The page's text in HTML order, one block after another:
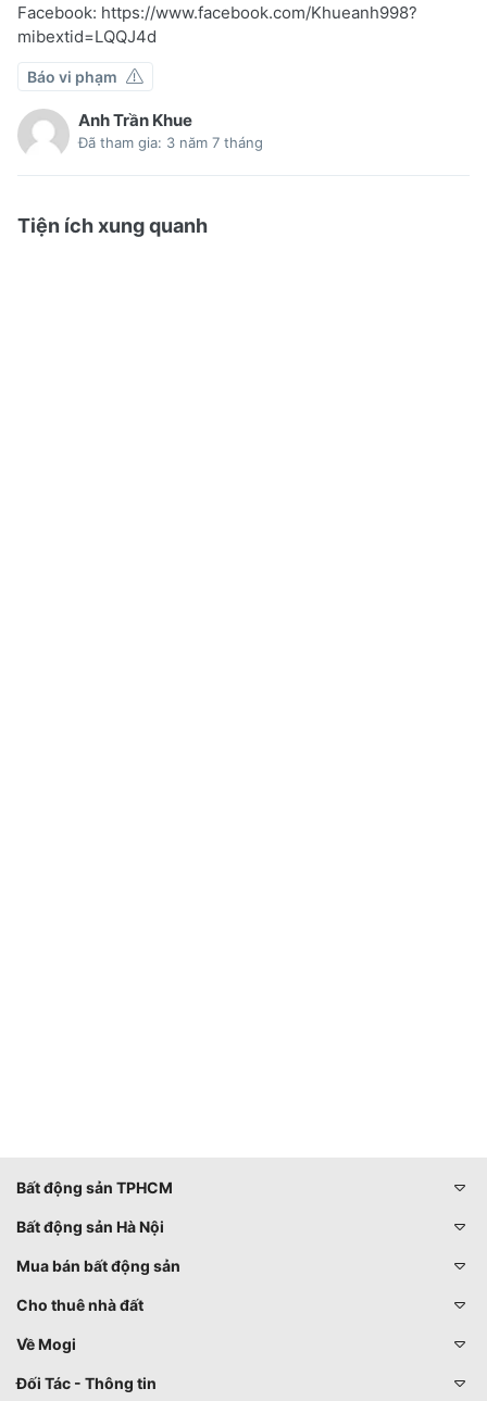
Facebook: https://www.facebook.com/Khueanh998?
mibextid=LQQJ4d
Báo vi phạm
Anh Trần Khue
Đã tham gia: 3 năm 7 tháng
Tiện ích xung quanh
Bất động sản TPHCM
Bất động sản Hà Nội
Mua bán bất động sản
Cho thuê nhà đất
Về Mogi
Đối Tác - Thông tin